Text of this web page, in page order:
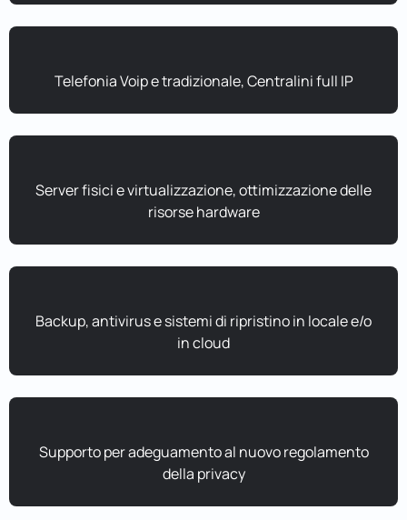
Telefonia Voip e tradizionale, Centralini full IP
Server fisici e virtualizzazione, ottimizzazione delle
risorse hardware
Backup, antivirus e sistemi di ripristino in locale e/o
in cloud
Supporto per adeguamento al nuovo regolamento
della privacy